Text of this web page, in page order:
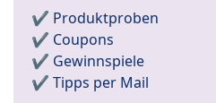
✔️ Produktproben
✔️ Coupons
✔️ Gewinnspiele
✔️ Tipps per Mail